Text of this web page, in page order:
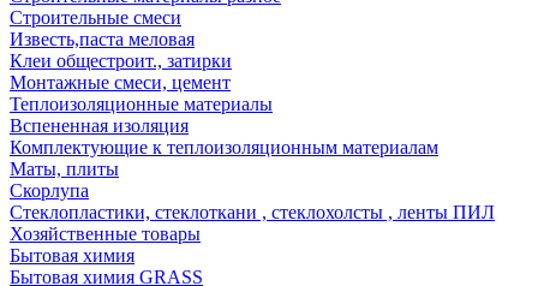
Строительные смеси
Известь,паста меловая
Клеи общестроит., затирки
Монтажные смеси, цемент
Теплоизоляционные материалы
Вспененная изоляция
Комплектующие к теплоизоляционным материалам
Маты, плиты
Скорлупа
Стеклопластики, стеклоткани , стеклохолсты , ленты ПИЛ
Хозяйственные товары
Бытовая химия
Бытовая химия GRASS